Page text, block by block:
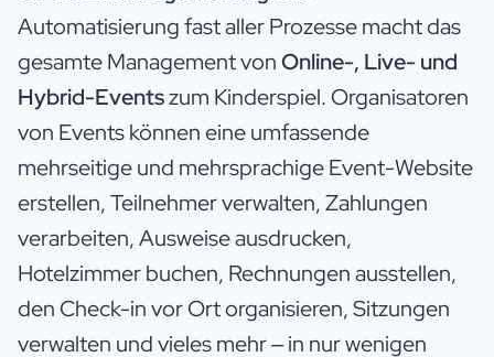
Automatisierung fast aller Prozesse macht das
gesamte Management vonOnline-, Live- und
Hybrid-Eventszum Kinderspiel. Organisatoren
von Events können eine umfassende
mehrseitige und mehrsprachige Event-Website
erstellen, Teilnehmer verwalten, Zahlungen
verarbeiten, Ausweise ausdrucken,
Hotelzimmer buchen, Rechnungen ausstellen,
den Check-in vor Ort organisieren, Sitzungen
verwalten und vieles mehr – in nur wenigen